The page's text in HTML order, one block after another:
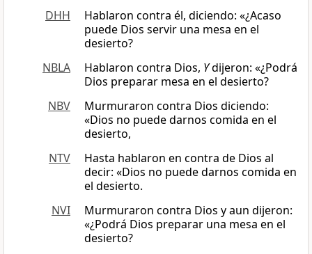
DHH
Hablaron contra él, diciendo: «¿Acaso
puede Dios servir una mesa en el
desierto?
NBLA
Hablaron contra Dios, Ydijeron: «¿Podrá
Dios preparar mesa en el desierto?
NBV
Murmuraron contra Dios diciendo:
«Dios no puede darnos comida en el
desierto,
NTV
Hasta hablaron en contra de Dios al
decir: «Dios no puede darnos comida en
el desierto.
NVI
Murmuraron contra Dios y aun dijeron:
«¿Podrá Dios preparar una mesa en el
desierto?